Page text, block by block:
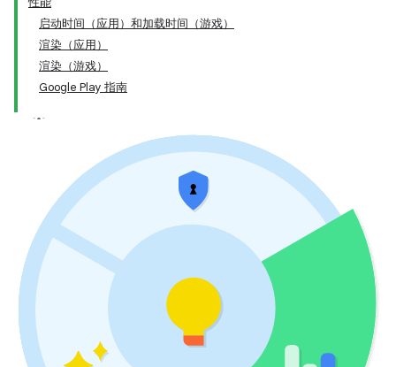
启动时间（应用）和加载时间（游戏）
渲染（应用）
渲染（游戏）
Google Play 指南